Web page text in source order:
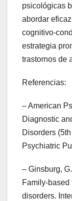
psicológicas
abordar
cognitivo-
estrategia
trastornos de
Referencias:
– American
Diagnostic
Disorders
Psychiatric
– Ginsburg,
Family-based
disorders.